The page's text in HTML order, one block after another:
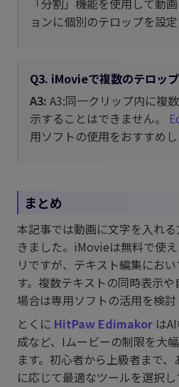
「分割」機能を使用して動
ョンに個別のテロップを設
Q3. iMovieで複数のテロッ
A3: A3:同一クリップ内に複
示することはできません。
用ソフトの使用をおすすめし
まとめ
本記事では動画に文字を入れ
きました。iMovieは無料で使
リですが、テキスト編集にお
す。複数テキストの同時表示
場合は専用ソフトの活用を検討
とくに HitPaw Edimakor は
成など、Iムービーの制限を大
ます。初心者から上級者まで
に応じて最適なツールを選択し